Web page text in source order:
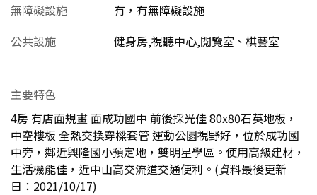
無障礙設施
有，有無障礙設施
公共設施
健身房,視聽中心,閱覽室、棋藝室
主要特色
4房 有店面規畫 面成功國中 前後採光佳 80x80石英地板，
中空樓板 全熱交換穿樑套管 運動公園視野好，位於成功國
中旁，鄰近興隆國小預定地，雙明星學區。使用高級建材，
生活機能佳，近中山高交流道交通便利。(資料最後更新
日：2021/10/17)